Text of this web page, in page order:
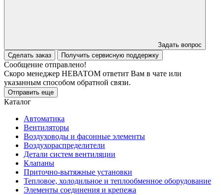
Задать вопрос
Сделать заказ
Получить сервисную поддержку
Сообщение отправлено!
Скоро менеджер НЕВАТОМ ответит Вам в чате или
указанным способом обратной связи.
Отправить еще
Каталог
Автоматика
Вентиляторы
Воздуховоды и фасонные элементы
Воздухораспределители
Детали систем вентиляции
Клапаны
Приточно-вытяжные установки
Тепловое, холодильное и теплообменное оборудование
Элементы соединения и крепежа